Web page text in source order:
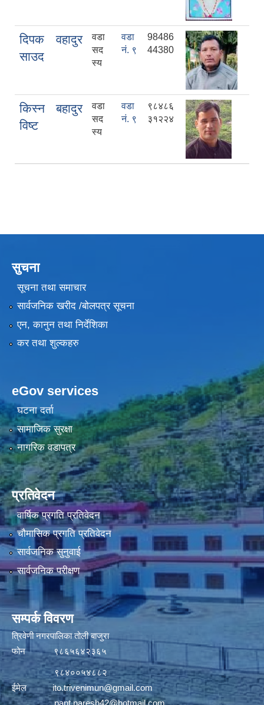
दिपक वहादुर
साउद
वडा
सद
स्य
वडा
नं. ९
98486
44380
किस्न बहादुर
विष्ट
वडा
सद
स्य
वडा
नं. ९
९८४८६
३१२२४
सुचना
सूचना तथा समाचार
सार्वजनिक खरीद /बोलपत्र सूचना
एन, कानुन तथा निर्देशिका
कर तथा शुल्कहरु
eGov services
घटना दर्ता
सामाजिक सुरक्षा
नागरिक वडापत्र
प्रतिवेदन
वार्षिक प्रगति प्रतिवेदन
चौमासिक प्रगति प्रतिवेदन
सार्वजनिक सुनुवाई
सार्वजनिक परीक्षण
सम्पर्क विवरण
त्रिवेणी नगरपालिका तोली बाजुरा
फोन ९८६५६४२३६५
९८४००५४८८२
ईमेलito.trivenimun@gmail.com
pant.naresh42@hotmail.com